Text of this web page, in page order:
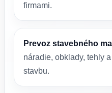
firmami.
Prevoz stavebného
náradie, obklady, tehly
stavbu.